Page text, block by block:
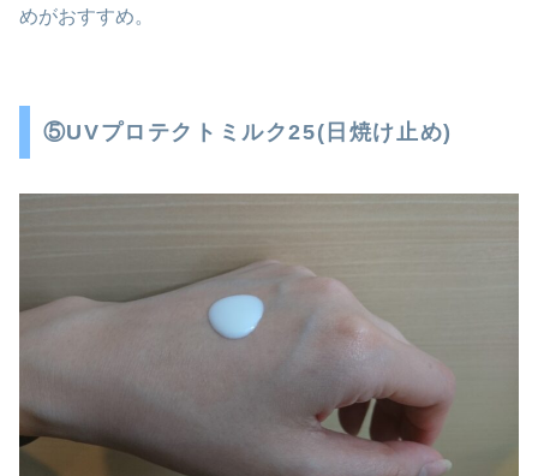
めがおすすめ。
⑤UVプロテクトミルク25(日焼け止め)